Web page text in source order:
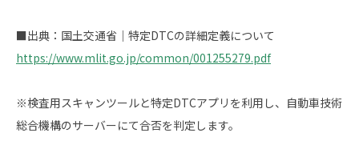
■出典：国土交通省｜特定DTCの詳細定義について
https://www.mlit.go.jp/common/001255279.pdf
※検査用スキャンツールと特定DTCアプリを利用し、自動車技術
総合機構のサーバーにて合否を判定します。